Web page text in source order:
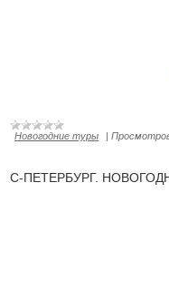
Новогодние туры |
С-ПЕТЕРБУРГ.